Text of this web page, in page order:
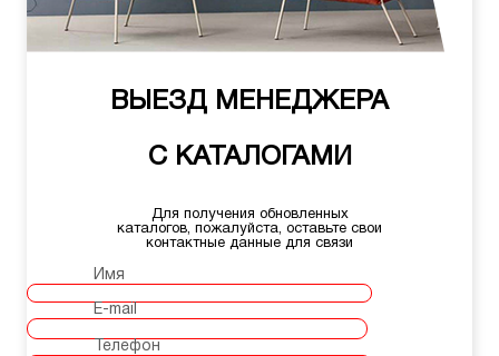
ВЫЕЗД МЕНЕДЖЕРА
С КАТАЛОГАМИ
Для получения обновленных
каталогов, пожалуйста, оставьте свои
контактные данные для связи
Имя
E-mail
Телефон